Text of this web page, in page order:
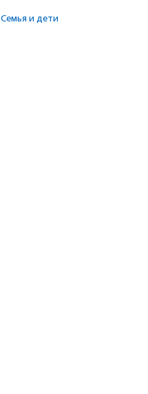
Семья и дети